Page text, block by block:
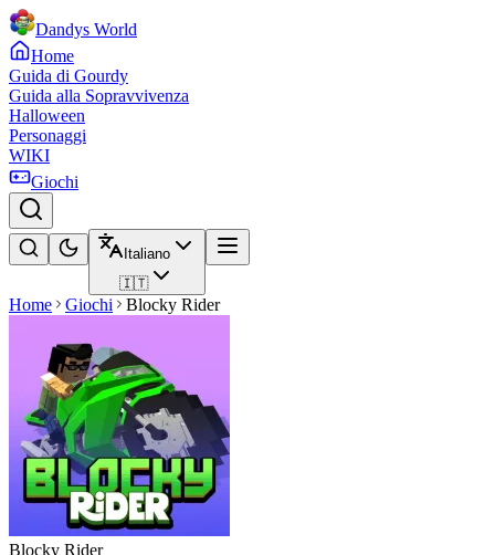
Dandys World
Home
Guida di Gourdy
Guida alla Sopravvivenza
Halloween
Personaggi
WIKI
Giochi
Italiano
🇮🇹
Home Giochi Blocky Rider
Blocky Rider